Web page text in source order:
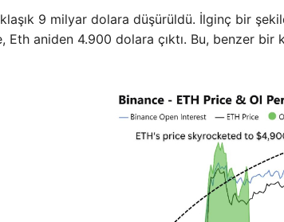
9 milyar dolara düşürüldü. İlginç bir
Eth aniden 4.900 dolara çıktı. Bu, benzer bir